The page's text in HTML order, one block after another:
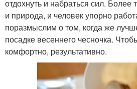
отдохнуть и набраться сил. Более
и природа, и человек упорно
поразмыслим о том, когда же
посадке весеннего чесночка.
комфортно, результативно.